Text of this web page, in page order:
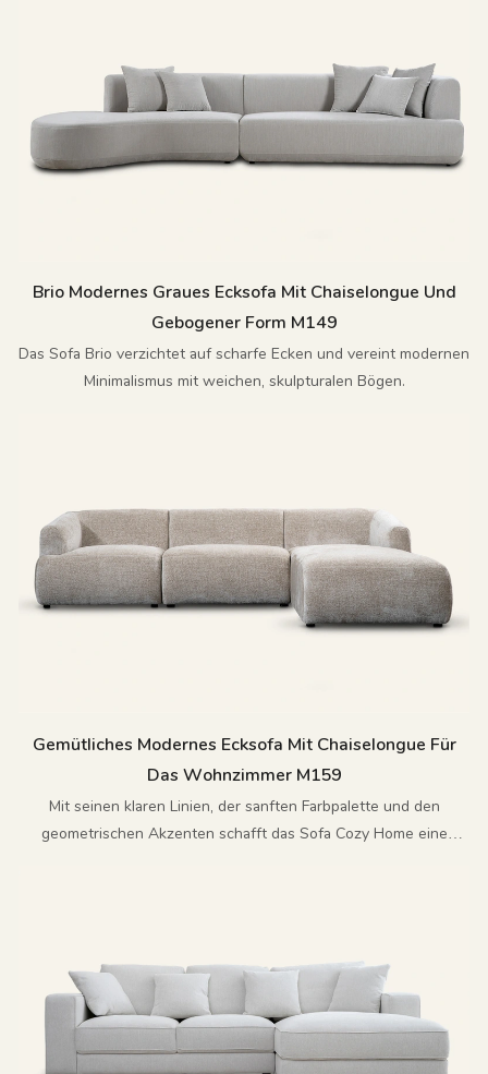
Brio Modernes Graues Ecksofa Mit Chaiselongue Und
Gebogener Form M149
Das Sofa Brio verzichtet auf scharfe Ecken und vereint modernen
Minimalismus mit weichen, skulpturalen Bögen.
Gemütliches Modernes Ecksofa Mit Chaiselongue Für
Das Wohnzimmer M159
Mit seinen klaren Linien, der sanften Farbpalette und den
geometrischen Akzenten schafft das Sofa Cozy Home eine